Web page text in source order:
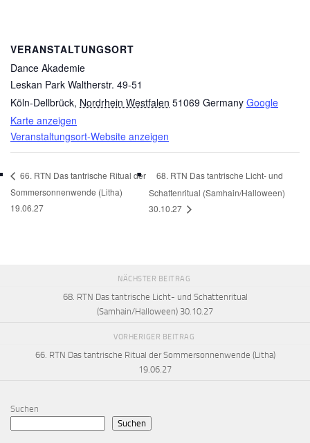
VERANSTALTUNGSORT
Dance Akademie
Leskan Park Waltherstr. 49-51
Köln-Dellbrück, Nordrhein Westfalen 51069 Germany Google
Karte anzeigen
Veranstaltungsort-Website anzeigen
66. RTN Das tantrische Ritual der
Sommersonnenwende (Litha)
19.06.27
68. RTN Das tantrische Licht- und
Schattenritual (Samhain/Halloween)
30.10.27
NÄCHSTER BEITRAG
68. RTN Das tantrische Licht- und Schattenritual
(Samhain/Halloween) 30.10.27
VORHERIGER BEITRAG
66. RTN Das tantrische Ritual der Sommersonnenwende (Litha)
19.06.27
Suchen
Suchen